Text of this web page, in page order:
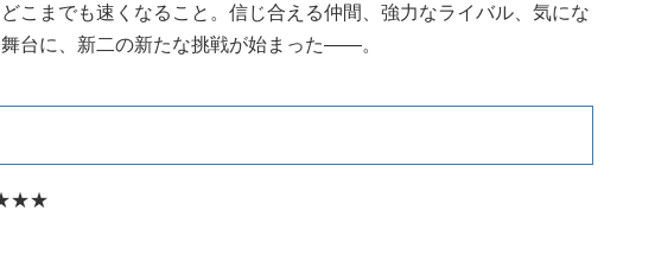
こまでも速くなること。信じ合える仲間、強力なライバル、気にな
台に、新二の新たな挑戦が始まった――。